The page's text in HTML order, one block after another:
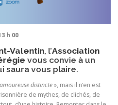
h 00
Valentin, l’Association
vous convie à un
saura vous plaire.
distincte», mais il n’en est
de mythes, de clichés, de